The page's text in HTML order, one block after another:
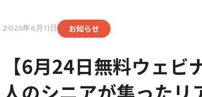
2025年6月11日 お知らせ
【6月24日無料ウェビ